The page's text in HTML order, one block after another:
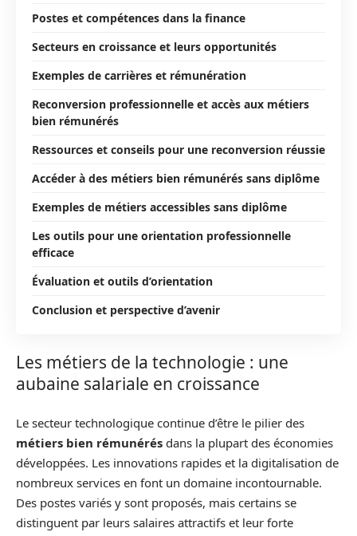
Postes et compétences dans la finance
Secteurs en croissance et leurs opportunités
Exemples de carrières et rémunération
Reconversion professionnelle et accès aux métiers
bien rémunérés
Ressources et conseils pour une reconversion réussie
Accéder à des métiers bien rémunérés sans diplôme
Exemples de métiers accessibles sans diplôme
Les outils pour une orientation professionnelle
efficace
Évaluation et outils d’orientation
Conclusion et perspective d’avenir
Les métiers de la technologie : une
aubaine salariale en croissance
Le secteur technologique continue d’être le pilier des
métiers bien rémunérés dans la plupart des économies
développées. Les innovations rapides et la digitalisation de
nombreux services en font un domaine incontournable.
Des postes variés y sont proposés, mais certains se
distinguent par leurs salaires attractifs et leur forte